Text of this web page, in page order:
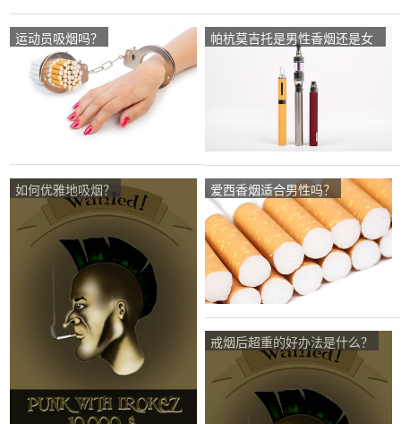
运动员吸烟吗？
帕杭莫吉托是男性香烟还是女
如何优雅地吸烟？ 爱西香烟适合男性吗？
戒烟后超重的好办法是什么？